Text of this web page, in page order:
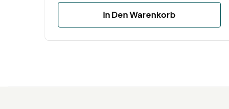
In Den Warenkorb